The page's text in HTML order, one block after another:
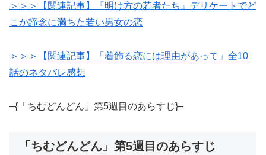
＞＞＞【関連記事】『明け方の若者たち』デリケートでど
こか諦念に満ちた若い男女の恋
＞＞＞【関連記事】「着飾る恋には理由があって」全10
話のネタバレ感想
–{「ちむどんどん」第5週目のあらすじ}–
「ちむどんどん」第5週目のあらすじ